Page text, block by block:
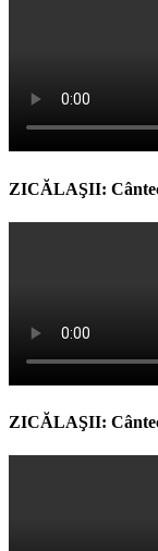
ZICĂLAŞII:
ZICĂLAŞII: